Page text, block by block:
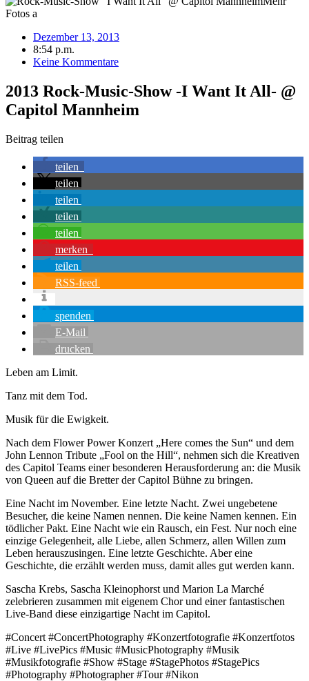
Dezember 13, 2013
8:54 p.m.
Keine Kommentare
2013 Rock-Music-Show -I Want It All- @
Capitol Mannheim
Beitrag teilen
teilen
teilen
teilen
teilen
teilen
merken
teilen
RSS-feed
spenden
E-Mail
drucken
Leben am Limit.
Tanz mit dem Tod.
Musik für die Ewigkeit.
Nach dem Flower Power Konzert „Here comes the Sun“ und dem
John Lennon Tribute „Fool on the Hill“, nehmen sich die Kreativen
des Capitol Teams einer besonderen Herausforderung an: die Musik
von Queen auf die Bretter der Capitol Bühne zu bringen.
Eine Nacht im November. Eine letzte Nacht. Zwei ungebetene
Besucher, die keine Namen nennen. Die keine Namen kennen. Ein
tödlicher Pakt. Eine Nacht wie ein Rausch, ein Fest. Nur noch eine
einzige Gelegenheit, alle Liebe, allen Schmerz, allen Willen zum
Leben herauszusingen. Eine letzte Geschichte. Aber eine
Geschichte, die erzählt werden muss, damit alles gut werden kann.
Sascha Krebs, Sascha Kleinophorst und Marion La Marché
zelebrieren zusammen mit eigenem Chor und einer fantastischen
Live-Band diese einzigartige Nacht im Capitol.
#Concert #ConcertPhotography #Konzertfotografie #Konzertfotos
#Live #LivePics #Music #MusicPhotography #Musik
#Musikfotografie #Show #Stage #StagePhotos #StagePics
#Photography #Photographer #Tour #Nikon